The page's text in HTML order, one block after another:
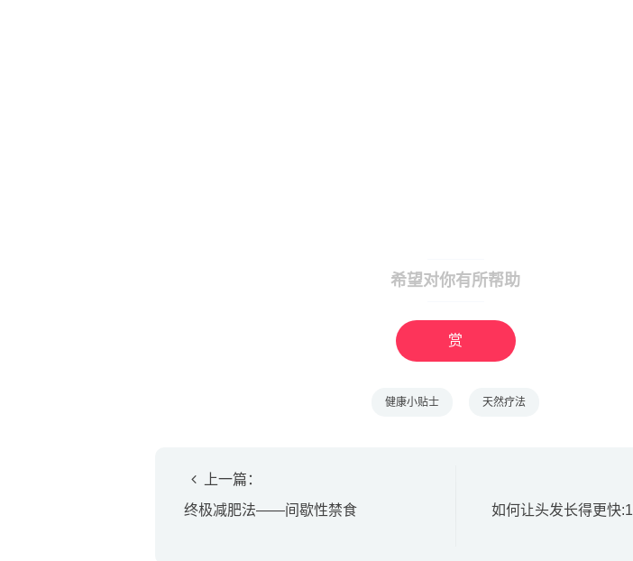
希望对你有所帮助
赏
健康小贴士 天然疗法
上一篇：
终极减肥法——间歇性禁食
如何让头发长得更快